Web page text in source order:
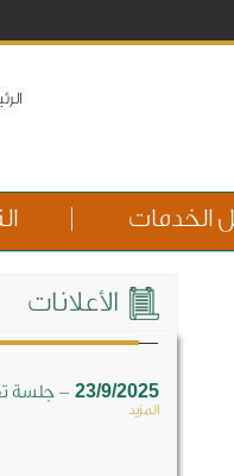
الخدمات
الأعلانات
23/9/2025
- جلسة
المزيد